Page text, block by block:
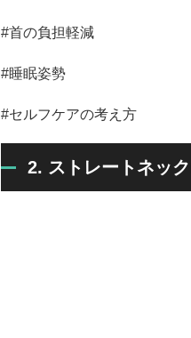
#首の負担軽減
#睡眠姿勢
#セルフケアの考え方
2. ストレートネッ